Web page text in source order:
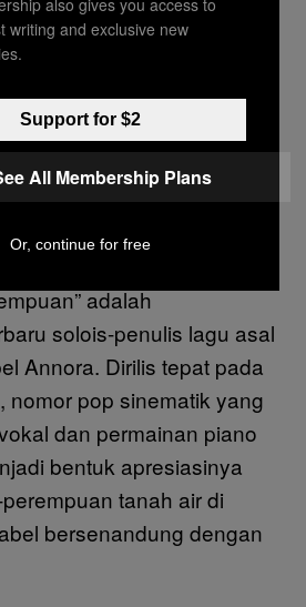
adalah
solois-penulis lagu asal
Annora. Dirilis tepat pada
nomor pop sinematik yang
dan permainan piano
bentuk apresiasinya
tanah air di
bersenandung dengan
writing and exclusive new
Support for $2
All Membership Plans
Or, continue for free